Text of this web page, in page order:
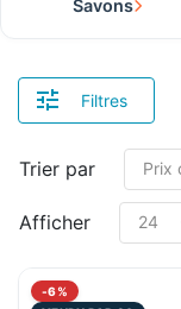
Savons
Filtres
Trier par
Afficher
-6%